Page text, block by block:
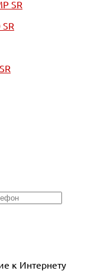
SR
к Интернету